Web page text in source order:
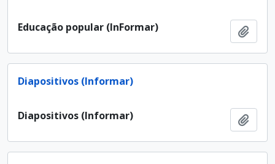
Educação popular (InFormar)
Diapositivos (Informar)
Diapositivos (Informar)